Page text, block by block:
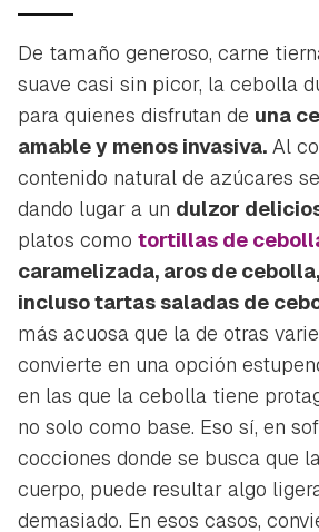
Guardar como favorito
Para poder guardar como favorito,
iniciar sesión con tu cuenta de
INICIAR SESIÓN
De tamaño generoso, carne
suave casi sin picor, la cebolla
para quienes disfrutan de una
amable y menos invasiva. Al
contenido natural de azúcares
dando lugar a un dulzor
platos como tortillas de
caramelizada, aros de
inclusotartas saladas de
más acuosa que la de otras
convierte en una opción
en las que la cebolla tiene
no solo como base. Eso sí, en
cocciones donde se busca que
cuerpo, puede resultar algo
demasiado. En esos casos,
Contenido enviado
Gracias por suscribirte a
ACEPTAR